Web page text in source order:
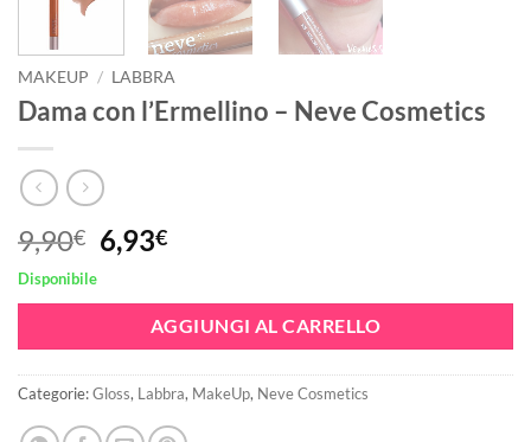
MAKEUP / LABBRA
Dama con l’Ermellino – Neve Cosmetics
9,90€ Il
prezzo
originale
9,90€.
6,93€Il
attuale
è:
6,93€.
Disponibile
AGGIUNGI AL CARRELLO
Categorie:Gloss, Labbra, MakeUp, Neve Cosmetics